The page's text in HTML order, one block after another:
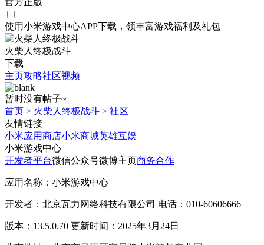
使用小米游戏中心APP下载 ，领丰富游戏福利 及礼包
火柴人终极战斗
下载
主页攻略社区视频
暂时没有帖子~
首页 > 火柴人终极战斗 > 社区
友情链接
小米应用商店小米商城英雄互娱
小米游戏中心
开发者平台微信公众号微博主页商务合作
应用名称：小米游戏中心
开发者：北京瓦力网络科技有限公司 电话：010-60606666
版本：13.5.0.70 更新时间：2025年3月24日